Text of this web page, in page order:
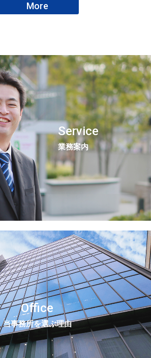
More
Service
業務案内
Office
当事務所を選ぶ理由